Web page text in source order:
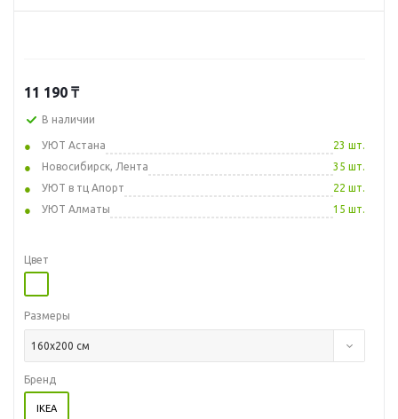
11 190 ₸
В наличии
УЮТ Астана
23 шт.
Новосибирск, Лента
35 шт.
УЮТ в тц Апорт
22 шт.
УЮТ Алматы
15 шт.
Цвет
Размеры
160x200 см
Бренд
IKEA